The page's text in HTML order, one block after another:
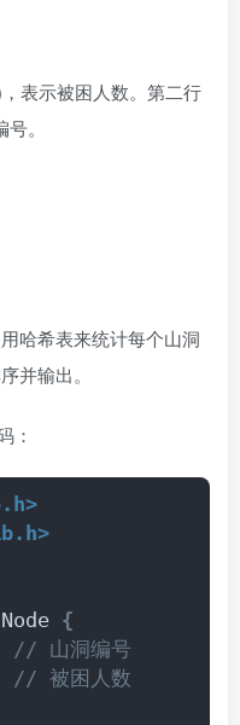
表示被困人数。第二行
。
哈希表来统计每个山洞
并输出。
：
Node {
// 山洞编号
// 被困人数